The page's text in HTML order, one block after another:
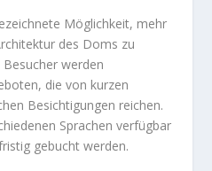
Möglichkeit, mehr
des Doms zu
werden
die von kurzen
Besichtigungen reichen.
Sprachen verfügbar
gebucht werden.